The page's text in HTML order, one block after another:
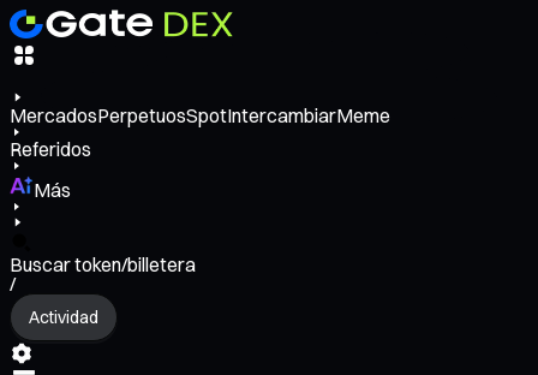
MercadosPerpetuosSpotIntercambiarMeme
Referidos
Más
Buscar token/billetera
/
Actividad